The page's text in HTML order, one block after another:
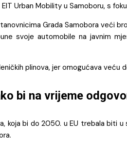
Urban Mobility u Samoboru, s
Grada Samobora veći
svoje automobile na javnim
plinova, jer omogućava veću
bi na vrijeme
bi do 2050. u EU trebala biti